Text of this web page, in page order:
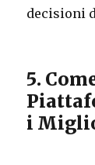
decisioni
5.
i